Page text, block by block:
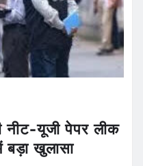
नीट-यूजी पेपर लीक
खुलासा